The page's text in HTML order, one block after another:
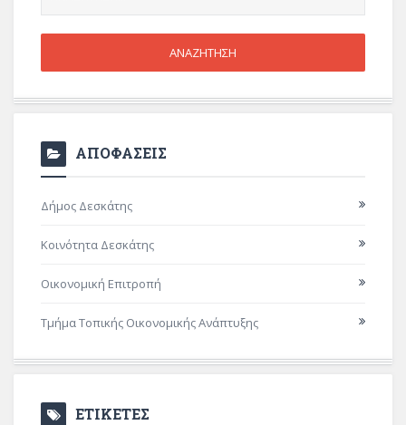
ΑΠΟΦΑΣΕΙΣ
Δήμος Δεσκάτης
Κοινότητα Δεσκάτης
Οικονομική Επιτροπή
Τμήμα Τοπικής Οικονομικής Ανάπτυξης
ΕΤΙΚΕΤΕΣ